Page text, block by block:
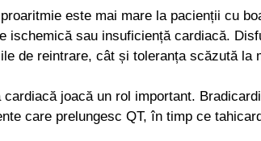
este mai mare la pacienții cu
ischemică sau insuficiență cardiacă.
de reintrare, cât și toleranța scăzută la
cardiacă joacă un rol important.
care prelungesc QT, în timp ce